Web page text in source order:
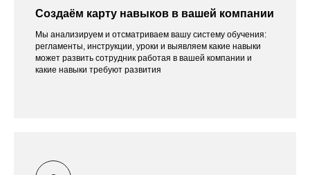
Создаём карту навыков в вашей компании
Мы анализируем и отсматриваем вашу систему обучения:
регламенты, инструкции, уроки и выявляем какие навыки
может развить сотрудник работая в вашей компании и
какие навыки требуют развития